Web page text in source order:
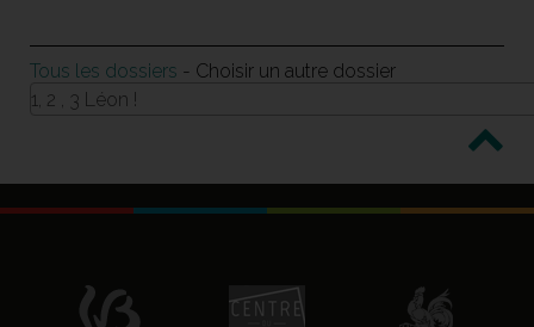
Tous les dossiers - Choisir un autre dossier
1, 2 , 3 Léon !